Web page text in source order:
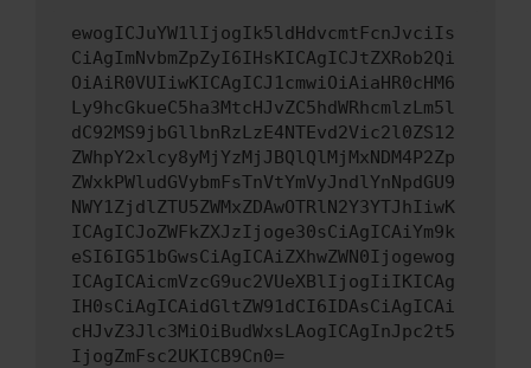
ewogICJuYW1lIjogIk5ldHdvcmtFcnJvciIs
CiAgImNvbmZpZyI6IHsKICAgICJtZXRob2Qi
OiAiR0VUIiwKICAgICJ1cmwiOiAiaHR0cHM6
Ly9hcGkueC5ha3MtcHJvZC5hdWRhcmlzLm5l
dC92MS9jbGllbnRzLzE4NTEvd2Vic2l0ZS12
ZWhpY2xlcy8yMjYzMjJBQlQlMjMxNDM4P2Zp
ZWxkPWludGVybmFsTnVtYmVyJndlYnNpdGU9
NWY1ZjdlZTU5ZWMxZDAwOTRlN2Y3YTJhIiwK
ICAgICJoZWFkZXJzIjoge30sCiAgICAiYm9k
eSI6IG51bGwsCiAgICAiZXhwZWN0Ijogewog
ICAgICAicmVzcG9uc2VUeXBlIjogIiIKICAg
IH0sCiAgICAidGltZW91dCI6IDAsCiAgICAi
cHJvZ3Jlc3MiOiBudWxsLAogICAgInJpc2t5
IjogZmFsc2UKICB9Cn0=